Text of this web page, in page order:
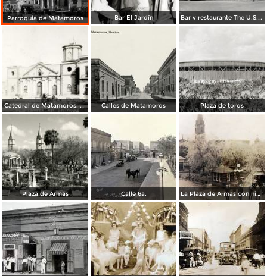
Parroquia de Matamoros Bar El Jardín Bar y restaurante The U.S. Bar
Catedral de Matamoros, dañada por el huracán del 4 de septiembre de 1933 Calles de Matamoros Plaza de toros
Plaza de Armas Calle 6a. La Plaza de Armas con nieve en los arboles.